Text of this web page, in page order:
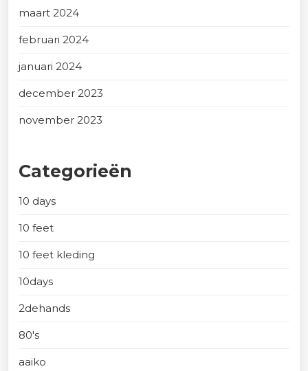
maart 2024
februari 2024
januari 2024
december 2023
november 2023
Categorieën
10 days
10 feet
10 feet kleding
10days
2dehands
80's
aaiko